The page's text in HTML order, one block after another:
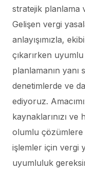
stratejik planlama
Gelişen vergi
anlayışımızla,
çıkarırken uyumlu
planlamanın yanı
denetimlerde ve
ediyoruz.
kaynaklarınızı
olumlu çözümlere
işlemler için vergi
uyumluluk